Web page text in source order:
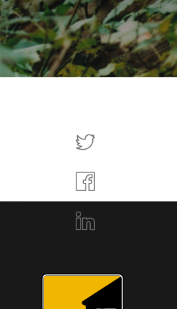
Tweettaa
Facebookissa
Jaa